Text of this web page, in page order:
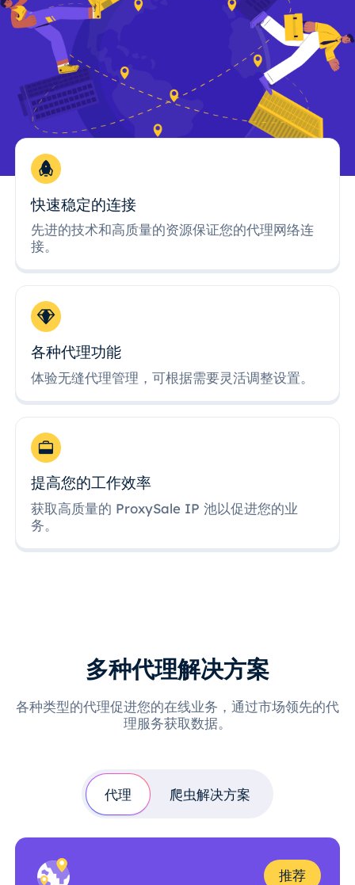
快速稳定的连接
先进的技术和高质量的资源保证您的代理网络连
接。
各种代理功能
体验无缝代理管理，可根据需要灵活调整设置。
提高您的工作效率
获取高质量的 ProxySale IP 池以促进您的业
务。
多种代理解决方案
各种类型的代理促进您的在线业务，通过市场领先的代
理服务获取数据。
代理 爬虫解决方案
推荐